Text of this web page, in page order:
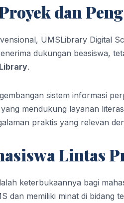
dan
UMSLibrary Digital
dukungan beasiswa,
.
sistem informasi
mendukung layanan
praktis yang relevan
Lintas
keterbukaannya bagi
dan memiliki minat di bidang